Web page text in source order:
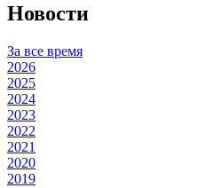
Новости
За все время
2026
2025
2024
2023
2022
2021
2020
2019